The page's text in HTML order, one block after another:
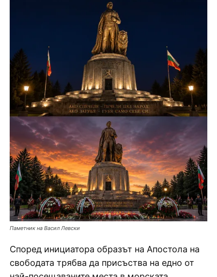
Паметник на Васил Левски
Според инициатора образът на Апостола на
свободата трябва да присъства на едно от